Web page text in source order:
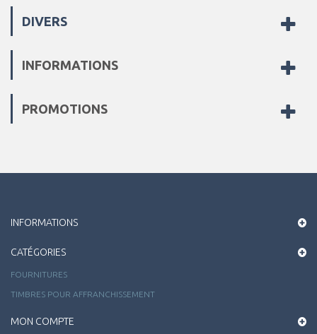
DIVERS
INFORMATIONS
PROMOTIONS
INFORMATIONS
CATÉGORIES
FOURNITURES
TIMBRES POUR AFFRANCHISSEMENT
MON COMPTE